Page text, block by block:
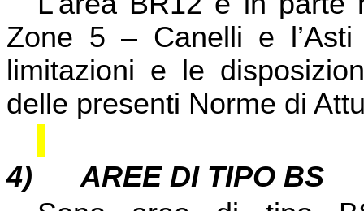
Zone 5 – Canelli e
limitazioni e le
delle presenti Norme di
4)
AREE DI TIPO BS